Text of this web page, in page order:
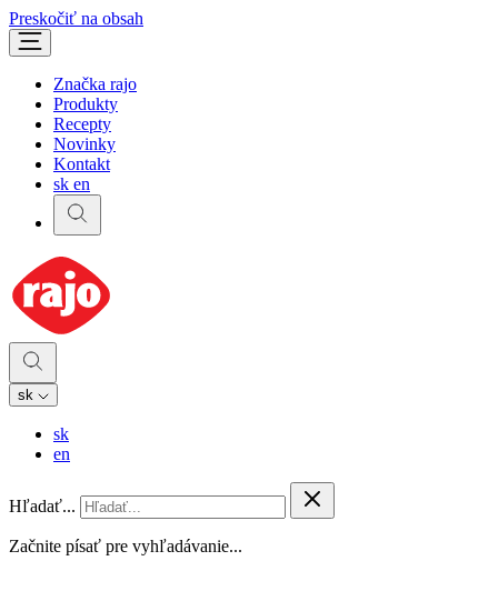
Preskočiť na obsah
Značka rajo
Produkty
Recepty
Novinky
Kontakt
sk en
sk
sk
en
Hľadať...
Začnite písať pre vyhľadávanie...